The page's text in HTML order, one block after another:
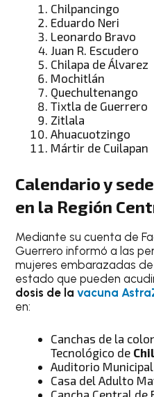
Chilpancingo
Eduardo Neri
Leonardo Bravo
Juan R. Escudero
Chilapa de Álvarez
Mochitlán
Quechultenango
Tixtla de Guerrero
Zitlala
Ahuacuotzingo
Mártir de Cuilapan
Calendario y
en la Región
Mediante su cuenta de
Guerrero informó a las
mujeres embarazadas de
estado que pueden
dosis de lavacuna
en:
Canchas de la
Tecnológico de
Auditorio
Casa del Adulto
Cancha Central de